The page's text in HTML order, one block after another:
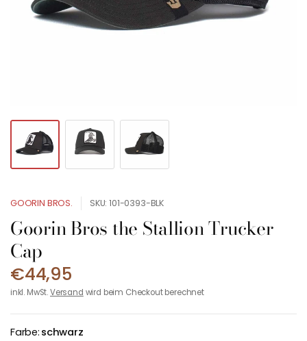
GOORIN BROS. SKU: 101-0393-BLK
Goorin Bros the Stallion Trucker
Cap
€44,95
inkl. MwSt.Versand wird beim Checkout berechnet
Farbe: schwarz